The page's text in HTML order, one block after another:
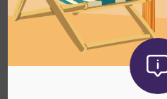
Bruno PIPAUD